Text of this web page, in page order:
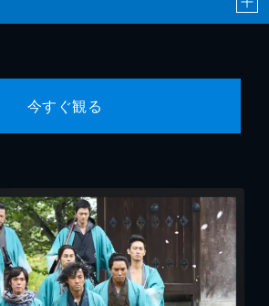
今すぐ観る